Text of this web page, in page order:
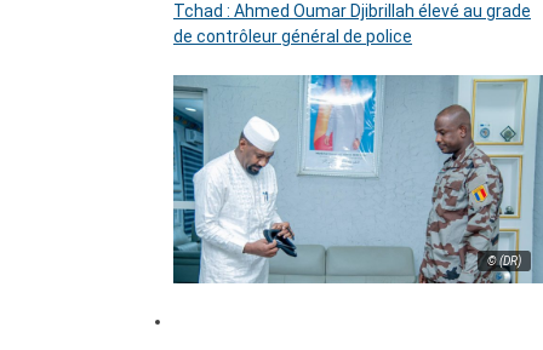
Tchad : Ahmed Oumar Djibrillah élevé au grade
de contrôleur général de police
© (DR)